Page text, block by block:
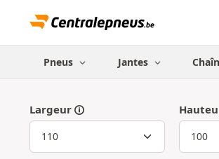
Pneus Jantes
Largeur